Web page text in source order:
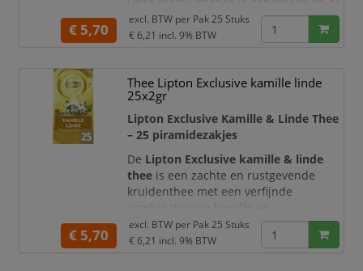
traditionele Japanse sencha-stijl en
biedt een lichte, harmonieuze en
De hoogwaardige theebladeren zijn
verpakt in luxe piramidezakjes,
waardoor ze meer ruimte krijgen om
zich volledig te ontvouwen. Dit zorgt
voor een
€ 5,70
excl. BTW per Pak 25 Stuks
€ 6,21 incl. 9% BTW
Thee Lipton Exclusive kamille linde
25x2gr
Lipton Exclusive Kamille & Linde Thee
– 25 piramidezakjes
De Lipton Exclusive kamille & linde
thee is een zachte en rustgevende
kruidenthee met een verfijnde
lindebloesem. Deze premium melange
staat bekend om zijn kalmerende
€ 5,70
excl. BTW per Pak 25 Stuks
€ 6,21 incl. 9% BTW